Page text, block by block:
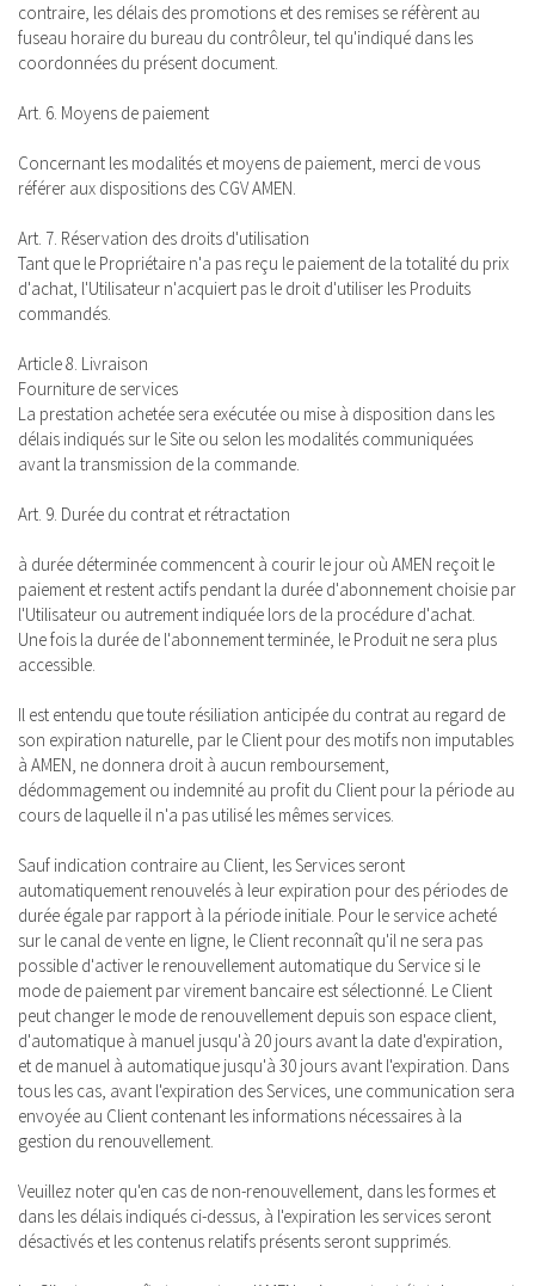
contraire, les délais des promotions et des remises se réfèrent au
fuseau horaire du bureau du contrôleur, tel qu'indiqué dans les
coordonnées du présent document.
Art. 6. Moyens de paiement
Concernant les modalités et moyens de paiement, merci de vous
référer aux dispositions des CGV AMEN.
Art. 7. Réservation des droits d'utilisation
Tant que le Propriétaire n'a pas reçu le paiement de la totalité du prix
d'achat, l'Utilisateur n'acquiert pas le droit d'utiliser les Produits
commandés.
Article 8. Livraison
Fourniture de services
La prestation achetée sera exécutée ou mise à disposition dans les
délais indiqués sur le Site ou selon les modalités communiquées
avant la transmission de la commande.
Art. 9. Durée du contrat et rétractation
à durée déterminée commencent à courir le jour où AMEN reçoit le
paiement et restent actifs pendant la durée d'abonnement choisie par
l'Utilisateur ou autrement indiquée lors de la procédure d'achat.
Une fois la durée de l'abonnement terminée, le Produit ne sera plus
accessible.
Il est entendu que toute résiliation anticipée du contrat au regard de
son expiration naturelle, par le Client pour des motifs non imputables
à AMEN, ne donnera droit à aucun remboursement,
dédommagement ou indemnité au profit du Client pour la période au
cours de laquelle il n'a pas utilisé les mêmes services.
Sauf indication contraire au Client, les Services seront
automatiquement renouvelés à leur expiration pour des périodes de
durée égale par rapport à la période initiale. Pour le service acheté
sur le canal de vente en ligne, le Client reconnaît qu'il ne sera pas
possible d'activer le renouvellement automatique du Service si le
mode de paiement par virement bancaire est sélectionné. Le Client
peut changer le mode de renouvellement depuis son espace client,
d'automatique à manuel jusqu'à 20 jours avant la date d'expiration,
et de manuel à automatique jusqu'à 30 jours avant l'expiration. Dans
tous les cas, avant l'expiration des Services, une communication sera
envoyée au Client contenant les informations nécessaires à la
gestion du renouvellement.
Veuillez noter qu'en cas de non-renouvellement, dans les formes et
dans les délais indiqués ci-dessus, à l'expiration les services seront
désactivés et les contenus relatifs présents seront supprimés.